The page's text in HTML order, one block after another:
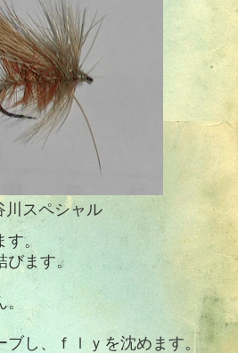
川スペシャル
す。
ます。
し、ｆｌｙを沈めます。